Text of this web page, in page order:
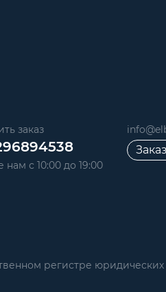
заказ
нам с 10:00 до 19:00
регистре